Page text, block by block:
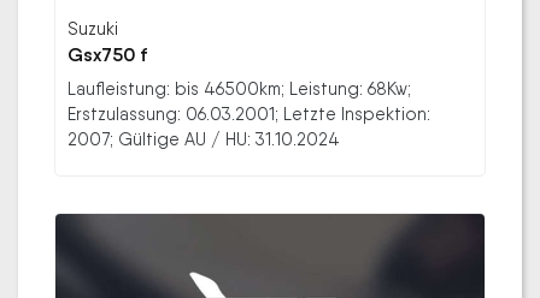
Suzuki
Gsx750 f
Laufleistung: bis 46500km; Leistung: 68Kw;
Erstzulassung: 06.03.2001; Letzte Inspektion:
2007; Gültige AU / HU: 31.10.2024